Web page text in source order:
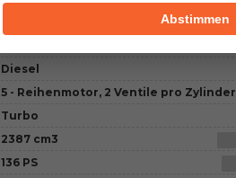
2.4 JTD 136
Diesel
5 - Reihenmotor, 2 Ventile pro Zylinder
Turbo
2387 cm3
136 PS
Abstimmen